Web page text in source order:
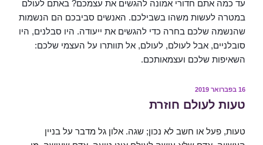
עד כמה אתם חדורי אמונה להגשים את עצמכם? באתם לעולם
במטרה לעשות משהו בשבילכם. האנשים סביבכם הם הנשמות
שהנשמה שלכם בחרה כדי להגשים את ייעודה. היו סבלנים, היו
סובלניים, אבל לעולם, לעולם, אל תוותרו על העצמי שלכם:
השאיפות שלכם ועצמאותכם.
פורסם
16 בפברואר 2019
טעות לעולם חוזרת
טעות, פעל או חשב לא נכון; שגה. אלון גל מדבר על בניין